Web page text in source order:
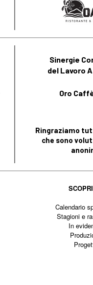
Sinergie
del Lavoro
Oro
Ringraziamo
che sono
Calendario
Stagioni e
In